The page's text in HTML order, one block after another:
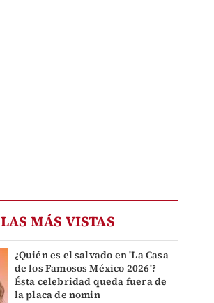
LAS MÁS VISTAS
¿Quién es el salvado en 'La Casa
de los Famosos México 2026'?
Ésta celebridad queda fuera de
la placa de nomin